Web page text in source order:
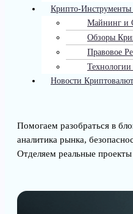
Крипто-
Майнинг и
Обзоры
Правовое
Технологии
Новости Криптовалют
Помогаем разобраться в
аналитика рынка,
Отделяем реальные проекты